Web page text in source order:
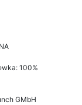
100%
GMbH